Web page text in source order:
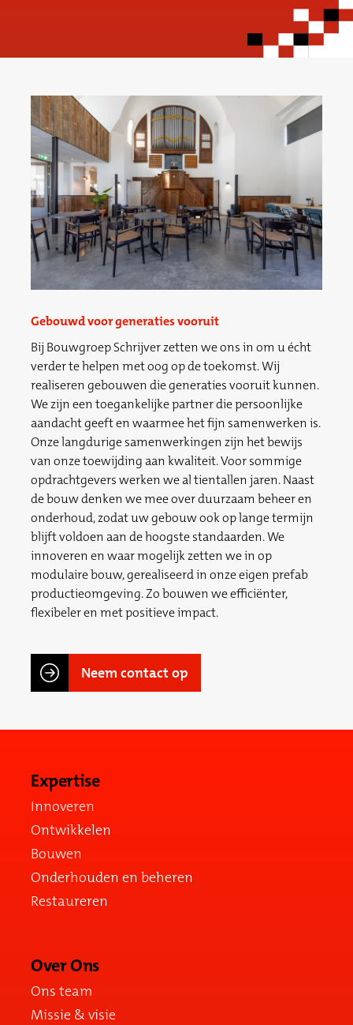
Gebouwd voor generaties vooruit
Bij Bouwgroep Schrijver zetten we ons in om u écht
verder te helpen met oog op de toekomst. Wij
realiseren gebouwen die generaties vooruit kunnen.
We zijn een toegankelijke partner die persoonlijke
aandacht geeft en waarmee het fijn samenwerken is.
Onze langdurige samenwerkingen zijn het bewijs
van onze toewijding aan kwaliteit. Voor sommige
opdrachtgevers werken we al tientallen jaren. Naast
de bouw denken we mee over duurzaam beheer en
onderhoud, zodat uw gebouw ook op lange termijn
blijft voldoen aan de hoogste standaarden. We
innoveren en waar mogelijk zetten we in op
modulaire bouw, gerealiseerd in onze eigen prefab
productieomgeving. Zo bouwen we efficiënter,
flexibeler en met positieve impact.
Neem contact op
Expertise
Innoveren
Ontwikkelen
Bouwen
Onderhouden en beheren
Restaureren
Over Ons
Ons team
Missie & visie